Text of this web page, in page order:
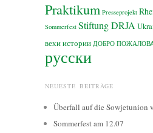
Praktikum Presseprojekt
Sommerfest Stiftung DRJA
вехи истории ДОБРО
русски
NEUESTE BEITRÄGE
Überfall auf die Sowjetunion
Sommerfest am 12.07